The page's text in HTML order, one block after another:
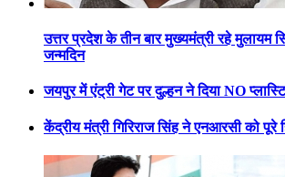
उत्तर प्रदेश के तीन बार मुख्यमंत्री रहे मुलायम
जन्मदिन
जयपुर में एंट्री गेट पर दुल्हन ने दिया NO
केंद्रीय मंत्री गिरिराज सिंह ने एनआरसी को पूरे